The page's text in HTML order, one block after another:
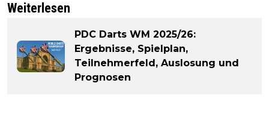
Weiterlesen
PDC Darts WM 2025/26:
Ergebnisse, Spielplan,
Teilnehmerfeld, Auslosung und
Prognosen